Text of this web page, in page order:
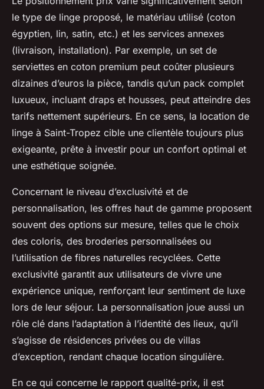
le type de linge proposé, le matériau utilisé (coton
égyptien, lin, satin, etc.) et les services annexes
(livraison, installation). Par exemple, un set de
serviettes en coton premium peut coûter plusieurs
dizaines d’euros la pièce, tandis qu’un pack complet
luxueux, incluant draps et housses, peut atteindre des
tarifs nettement supérieurs. En ce sens, la location de
linge à Saint-Tropez cible une clientèle toujours plus
exigeante, prête à investir pour un confort optimal et
une esthétique soignée.
Concernant le niveau d’exclusivité et de
personnalisation, les offres haut de gamme proposent
souvent des options sur mesure, telles que le choix
des coloris, des broderies personnalisées ou
l’utilisation de fibres naturelles recyclées. Cette
exclusivité garantit aux utilisateurs de vivre une
expérience unique, renforçant leur sentiment de luxe
lors de leur séjour. La personnalisation joue aussi un
rôle clé dans l’adaptation à l’identité des lieux, qu’il
s’agisse de résidences privées ou de villas
d’exception, rendant chaque location singulière.
En ce qui concerne le rapport qualité-prix, il est